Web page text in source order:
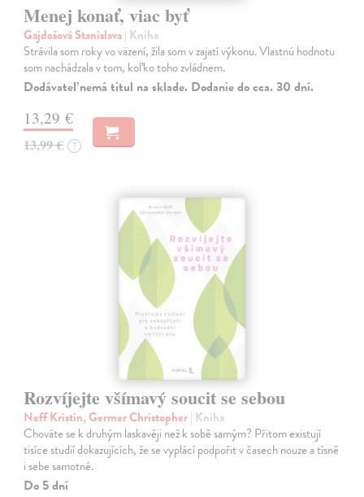
Menej konať, viac byť
Gajdošová Stanislava| Kniha
Strávila som roky vo väzení, žila som v zajatí výkonu. Vlastnú hodnotu
som nachádzala v tom, koľko toho zvládnem.
Dodávateľ nemá titul na sklade. Dodanie do cca. 30 dní.
13,29 €
13,99 € ?
Rozvíjejte všímavý soucit se sebou
Neff Kristin, Germer Christopher| Kniha
Chováte se k druhým laskavěji než k sobě samým? Přitom existují
tisíce studií dokazujících, že se vyplácí podpořit v časech nouze a tísně
i sebe samotné.
Do 5 dní